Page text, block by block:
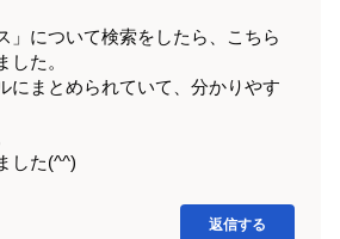
」について検索をしたら、こちら
した。
にまとめられていて、分かりやす
した(^^)
返信する